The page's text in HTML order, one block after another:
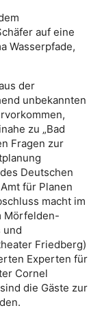
auf eine
Wasserpfade,
der
unbekannten
zu „Bad
Fragen zur
Deutschen
für Planen
macht im
Mörfelden-
und
Friedberg)
Experten für
Cornel
die Gäste zur